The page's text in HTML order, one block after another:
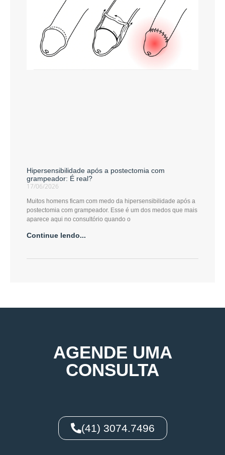
Hipersensibilidade após a postectomia com
grampeador: É real?
17/06/2026
Muitos homens ficam com medo da hipersensibilidade após a
postectomia com grampeador. Esse é um dos medos que mais
aparece aqui no consultório quando o
Continue lendo...
AGENDE UMA
CONSULTA
(41) 3074.7496